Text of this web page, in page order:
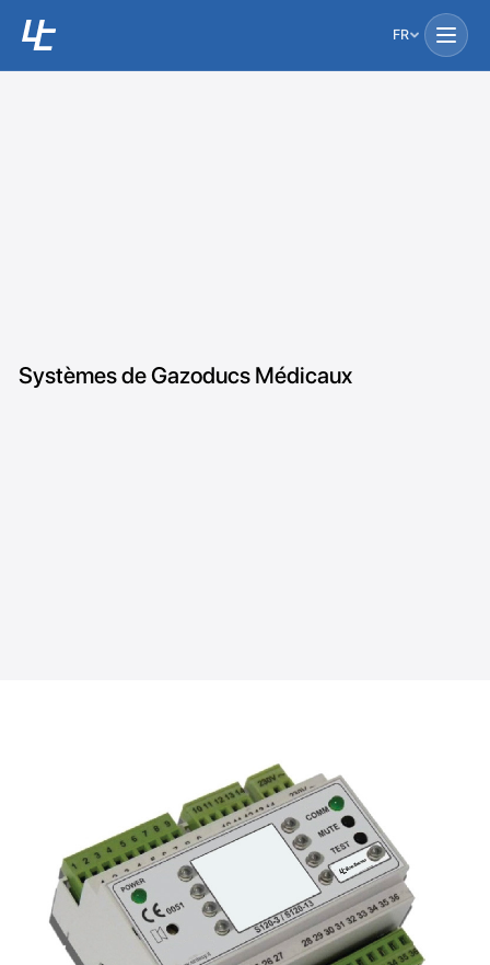
FR
Systèmes de Gazoducs Médicaux